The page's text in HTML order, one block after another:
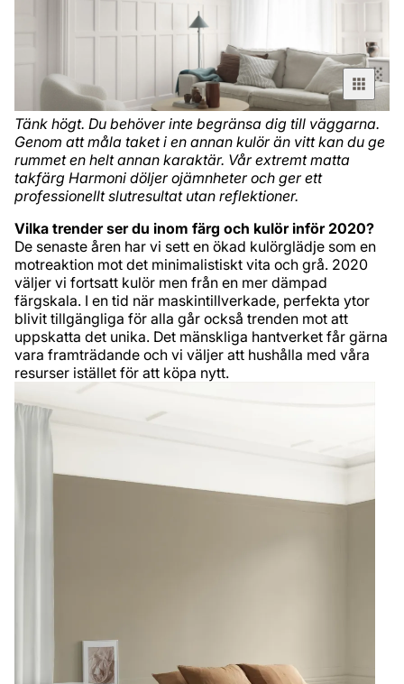
Tänk högt. Du behöver inte begränsa dig till väggarna.
Genom att måla taket i en annan kulör än vitt kan du ge
rummet en helt annan karaktär. Vår extremt matta
takfärg Harmoni döljer ojämnheter och ger ett
professionellt slutresultat utan reflektioner.
Vilka trender ser du inom färg och kulör inför 2020?
De senaste åren har vi sett en ökad kulörglädje som en
motreaktion mot det minimalistiskt vita och grå. 2020
väljer vi fortsatt kulör men från en mer dämpad
färgskala. I en tid när maskintillverkade, perfekta ytor
blivit tillgängliga för alla går också trenden mot att
uppskatta det unika. Det mänskliga hantverket får gärna
vara framträdande och vi väljer att hushålla med våra
resurser istället för att köpa nytt.